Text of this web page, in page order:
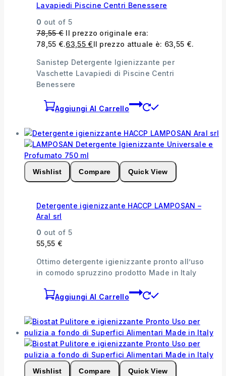
Lavapiedi Piscine Centri Benessere
0 out of 5
78,55€ Il prezzo originale era:
78,55 €.63,55 €Il prezzo attuale è: 63,55 €.
Sanistep Detergente Igienizzante per
Vaschette Lavapiedi di Piscine Centri
Benessere
Aggiungi Al Carrello
Wishlist Compare Quick View
Detergente igienizzante HACCP LAMPOSAN –
Aral srl
0 out of 5
55,55 €
Ottimo detergente igienizzante pronto all’uso
in comodo spruzzino prodotto Made in Italy
Aggiungi Al Carrello
Wishlist Compare Quick View